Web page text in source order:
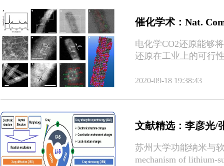
催化学术：Nat.
电化学CO2还原能够
还原在工业上的可行
CO2反应过程和与H
2020-09-18 19:38:43
文献精选：李彦光/
苏州大学功能纳米与
mechanism of lithium-